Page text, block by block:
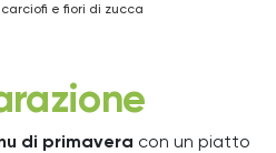
e fiori di zucca
di primavera con un piatto